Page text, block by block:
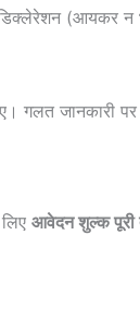
(आयकर न
गलत जानकारी
आवेदन शुल्क पूरी